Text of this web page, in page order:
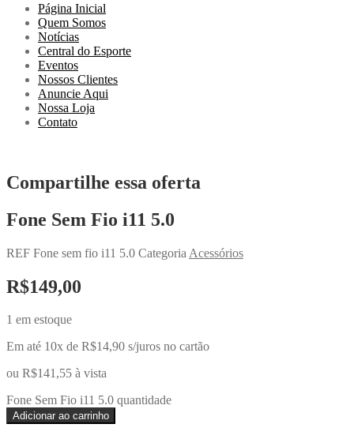
Página Inicial
Quem Somos
Notícias
Central do Esporte
Eventos
Nossos Clientes
Anuncie Aqui
Nossa Loja
Contato
Compartilhe essa oferta
Fone Sem Fio i11 5.0
REF Fone sem fio i11 5.0 Categoria Acessórios
R$149,00
1 em estoque
Em até 10x de R$14,90 s/juros no cartão
ou R$141,55 à vista
Fone Sem Fio i11 5.0 quantidade
Adicionar ao carrinho